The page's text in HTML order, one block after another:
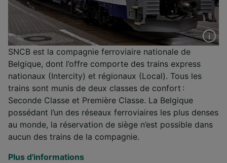
SNCB est la compagnie ferroviaire nationale de
Belgique, dont l’offre comporte des trains express
nationaux (Intercity) et régionaux (Local). Tous les
trains sont munis de deux classes de confort :
Seconde Classe et Première Classe. La Belgique
possédant l’un des réseaux ferroviaires les plus denses
au monde, la réservation de siège n’est possible dans
aucun des trains de la compagnie.
Plus d'informations